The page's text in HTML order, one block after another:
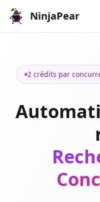
NinjaPear
2 crédits par